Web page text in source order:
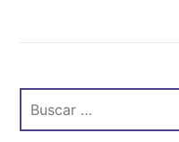
Buscar: